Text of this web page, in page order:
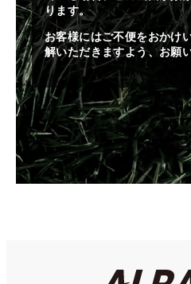
ります。
お客様にはご不便をおかけ
解いただきますよう、お願